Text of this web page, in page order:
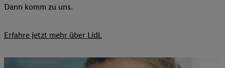
Dann komm zu uns.​
Erfahre jetzt mehr über Lidl.